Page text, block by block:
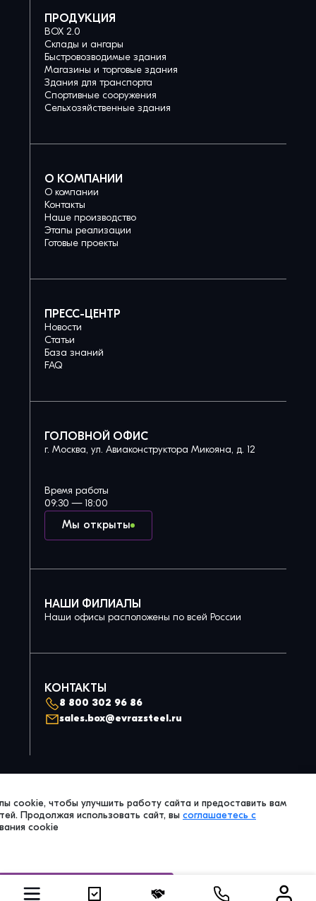
cookie, чтобы улучшить работу сайта и предоставить вам
Продолжая использовать сайт, вы соглашаетесь с
cookie
Принять
ПРОДУКЦИЯ
BOX 2.0
Склады и ангары
Быстровозводимые здания
Магазины и торговые здания
Здания для транспорта
Спортивные сооружения
Сельхозяйственные здания
О КОМПАНИИ
О компании
Контакты
Наше производство
Этапы реализации
Готовые проекты
ПРЕСС-ЦЕНТР
Новости
Статьи
База знаний
FAQ
ГОЛОВНОЙ ОФИС
г. Москва, ул. Авиаконструктора Микояна, д. 12
Мы открыты
Время работы
09:30 — 18:00
НАШИ ФИЛИАЛЫ
Наши офисы расположены по всей России
КОНТАКТЫ
8 800 302 96 86
sales.box@evrazsteel.ru
© 2026 Evraz Steel Box. All Right Reserved.